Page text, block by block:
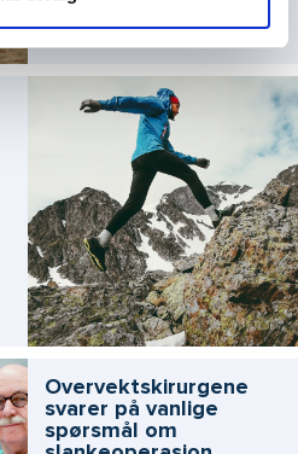
Overvektskirurgene
svarer på vanlige
spørsmål om